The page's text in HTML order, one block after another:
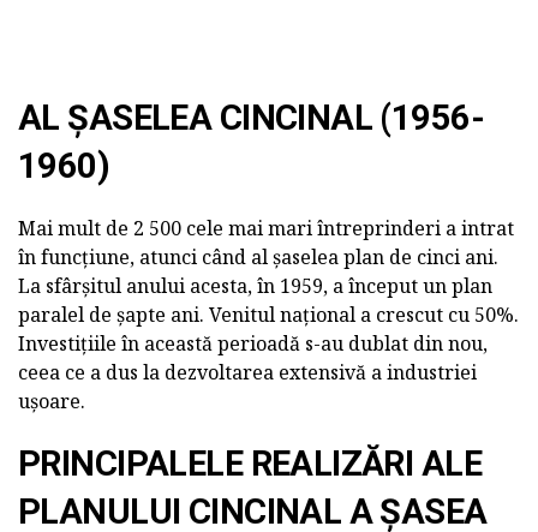
AL ȘASELEA CINCINAL (1956-
1960)
Mai mult de 2 500 cele mai mari întreprinderi a intrat
în funcțiune, atunci când al șaselea plan de cinci ani.
La sfârșitul anului acesta, în 1959, a început un plan
paralel de șapte ani. Venitul național a crescut cu 50%.
Investițiile în această perioadă s-au dublat din nou,
ceea ce a dus la dezvoltarea extensivă a industriei
ușoare.
PRINCIPALELE REALIZĂRI ALE
PLANULUI CINCINAL A ȘASEA